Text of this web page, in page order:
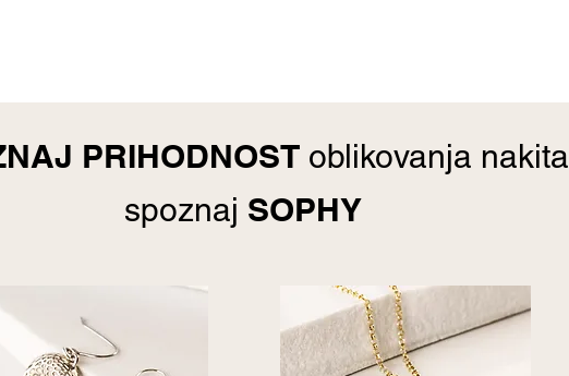
PRIHODNOST oblikovanja nakita
spoznaj SOPHY